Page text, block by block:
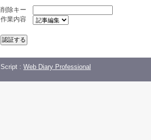
削除キー
作業内容
Script : Web Diary Professional